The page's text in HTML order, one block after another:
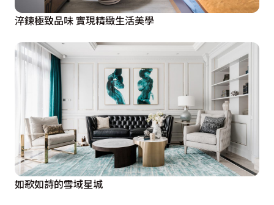
淬鍊極致品味 實現精緻生活美學
如歌如詩的雪域星城